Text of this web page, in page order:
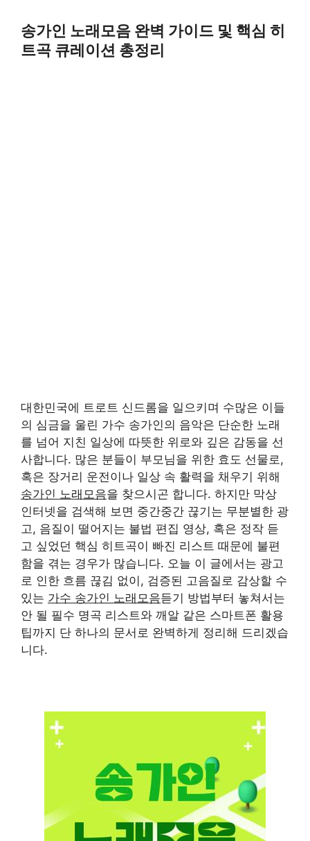
content
송가인 노래모음 완벽 가이드 및 핵심 히
트곡 큐레이션 총정리
대한민국에 트로트 신드롬을 일으키며 수많은 이들
의 심금을 울린 가수 송가인의 음악은 단순한 노래
를 넘어 지친 일상에 따뜻한 위로와 깊은 감동을 선
사합니다. 많은 분들이 부모님을 위한 효도 선물로,
혹은 장거리 운전이나 일상 속 활력을 채우기 위해
송가인 노래모음을 찾으시곤 합니다. 하지만 막상
인터넷을 검색해 보면 중간중간 끊기는 무분별한 광
고, 음질이 떨어지는 불법 편집 영상, 혹은 정작 듣
고 싶었던 핵심 히트곡이 빠진 리스트 때문에 불편
함을 겪는 경우가 많습니다. 오늘 이 글에서는 광고
로 인한 흐름 끊김 없이, 검증된 고음질로 감상할 수
있는 가수 송가인 노래모음듣기 방법부터 놓쳐서는
안 될 필수 명곡 리스트와 깨알 같은 스마트폰 활용
팁까지 단 하나의 문서로 완벽하게 정리해 드리겠습
니다.